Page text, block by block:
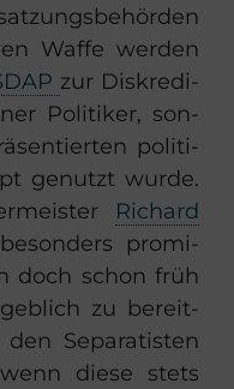
Waffe wer­den
zur Dis­kre­di­
Po­li­ti­ker, son­
po­li­ti­
ge­nutzt wurde.
Ri­chard
pro­mi­
doch schon früh
zu be­reit­
Se­pa­ra­tis­ten
diese stets